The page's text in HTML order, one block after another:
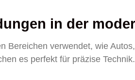
in der
Bereichen verwendet, wie
es perfekt für präzise Technik.